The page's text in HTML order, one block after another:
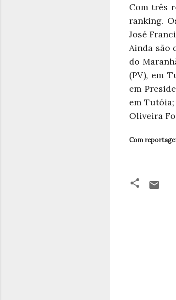
Com três
ranking.
José
Ainda são
do
(PV), em
em
em
Oliveira
Com